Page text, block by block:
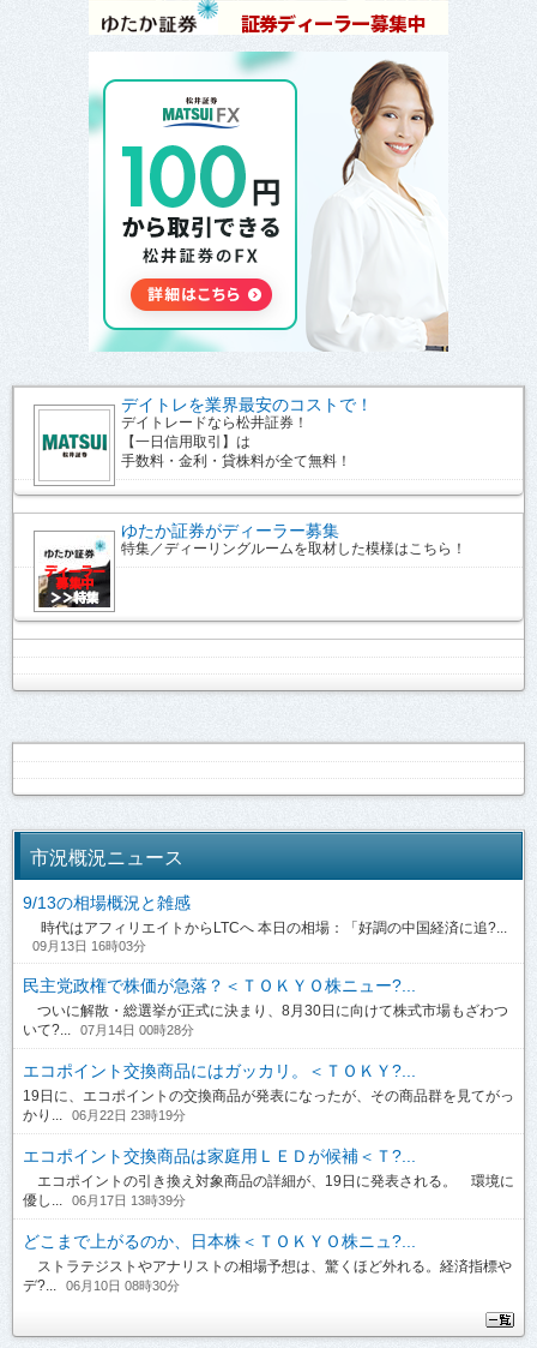
デイトレを業界最安のコストで！
デイトレードなら松井証券！
【一日信用取引】は
手数料・金利・貸株料が全て無料！
ゆたか証券がディーラー募集
特集／ディーリングルームを取材した模様はこちら！
市況概況ニュース
9/13の相場概況と雑感
時代はアフィリエイトからLTCへ 本日の相場：「好調の中国経済に追?...
09月13日 16時03分
民主党政権で株価が急落？＜ＴＯＫＹＯ株ニュー?...
ついに解散・総選挙が正式に決まり、8月30日に向けて株式市場もざわつ
いて?...
07月14日 00時28分
エコポイント交換商品にはガッカリ。＜ＴＯＫＹ?...
19日に、エコポイントの交換商品が発表になったが、その商品群を見てがっ
かり...
06月22日 23時19分
エコポイント交換商品は家庭用ＬＥＤが候補＜Ｔ?...
エコポイントの引き換え対象商品の詳細が、19日に発表される。 環境に
優し...
06月17日 13時39分
どこまで上がるのか、日本株＜ＴＯＫＹＯ株ニュ?...
ストラテジストやアナリストの相場予想は、驚くほど外れる。経済指標や
デ?...
06月10日 08時30分